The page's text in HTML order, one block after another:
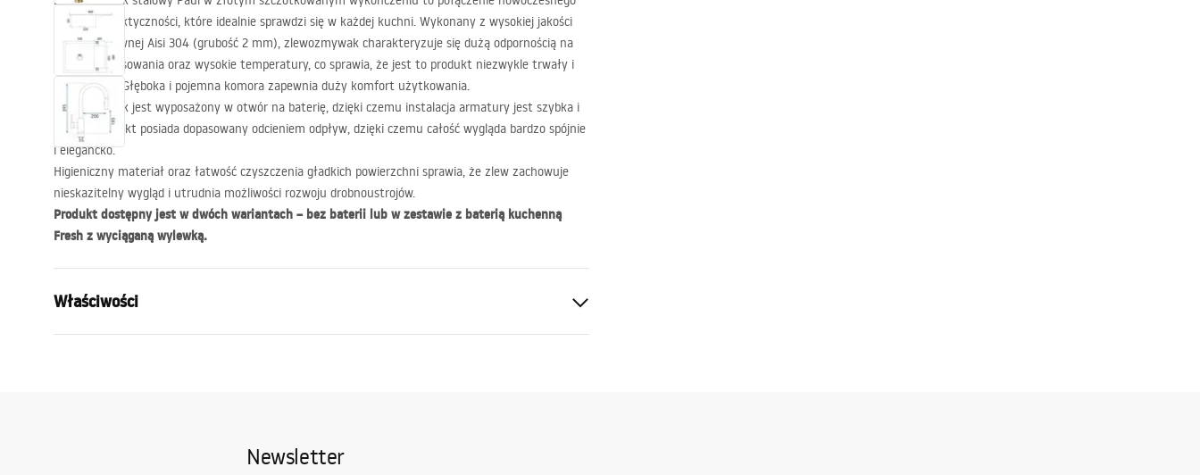
designu i praktyczności, które idealnie sprawdzi się w każdej kuchni. Wykonany z wysokiej jakości
stali nierdzewnej Aisi 304 (grubość 2 mm), zlewozmywak charakteryzuje się dużą odpornością na
korozję, zarysowania oraz wysokie temperatury, co sprawia, że jest to produkt niezwykle trwały i
niezawodny. Głęboka i pojemna komora zapewnia duży komfort użytkowania.
Zlewozmywak jest wyposażony w otwór na baterię, dzięki czemu instalacja armatury jest szybka i
prosta. Produkt posiada dopasowany odcieniem odpływ, dzięki czemu całość wygląda bardzo spójnie
i elegancko.
Higieniczny materiał oraz łatwość czyszczenia gładkich powierzchni sprawia, że zlew zachowuje
nieskazitelny wygląd i utrudnia możliwości rozwoju drobnoustrojów.
Produkt dostępny jest w dwóch wariantach – bez baterii lub w zestawie z baterią kuchenną
Fresh z wyciąganą wylewką.
Właściwości
Stal nierdzewna
Newsletter